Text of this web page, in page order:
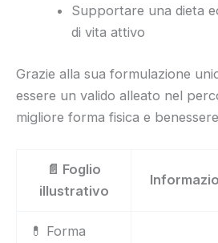
Supportare una dieta
di vita attivo
Grazie alla sua formulazione
essere un valido alleato nel
migliore forma fisica e
📄 Foglio
illustrativo
💊 Forma